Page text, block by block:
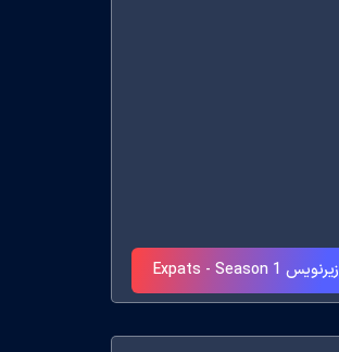
زیرنویس Expats - Season 1